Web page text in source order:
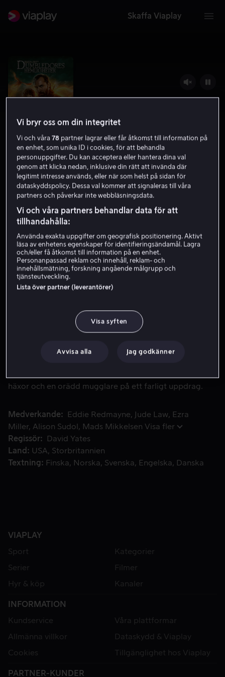
Skaffa Viaplay
Fantastiska vidunder - Dumbledores
hemligheter
6.2 Familjefilm Äventyr 2022
2 h 16 min
11 år
HD
Hyr 59 kr
Köp 109 kr
Se trailer
Professor Dumbledore kan inte stoppa Grindelwald på
Professor Dumbledore kan inte stoppa Grindelwald på
häxor och en orädd mugglare på ett farligt uppdrag.
Medverkande Eddie Redmayne Jude Law
Ezra
Miller Alison Sudol Mads Mikkelsen Visa fler
Regissör
David Yates
Land
USA
Storbritannien
Textning
Finska Norska Svenska Engelska Danska
VIAPLAY
Sport
Kategorier
Serier
Filmer
Hyr & köp
Kanaler
INFORMATION
Kundservice
Våra plattformar
Allmänna villkor
Dataskydd & Viaplay
Cookies
Tillgänglighet hos Viaplay
PARTNER-KUNDER
Vi bryr oss om din integritet
Vi och våra78 partner lagrar eller får åtkomst till information på
en enhet, som unika ID i cookies, för att behandla
personuppgifter. Du kan acceptera eller hantera dina val
genom att klicka nedan, inklusive din rätt att invända där
legitimt intresse används, eller när som helst på sidan för
dataskyddspolicy. Dessa val kommer att signaleras till våra
partners och påverkar inte webbläsningsdata.
Vi och våra partners behandlar data för att
tillhandahålla:
Använda exakta uppgifter om geografisk positionering. Aktivt
läsa av enhetens egenskaper för identifieringsändamål. Lagra
och/eller få åtkomst till information på en enhet.
Personanpassad reklam och innehåll, reklam- och
innehållsmätning, forskning angående målgrupp och
tjänsteutveckling.
Lista över partner (leverantörer)
Visa syften
Avvisa alla Jag godkänner